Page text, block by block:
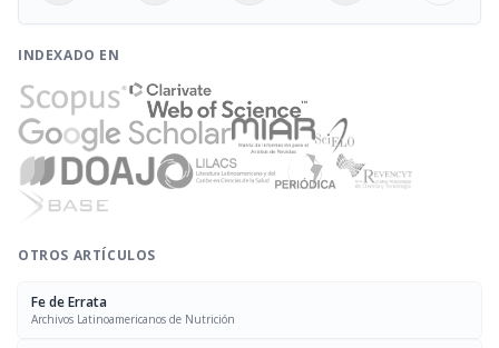
INDEXADO EN
OTROS ARTÍCULOS
Fe de Errata
Archivos Latinoamericanos de Nutrición